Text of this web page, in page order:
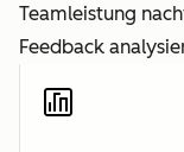
Teamleistung
Feedback